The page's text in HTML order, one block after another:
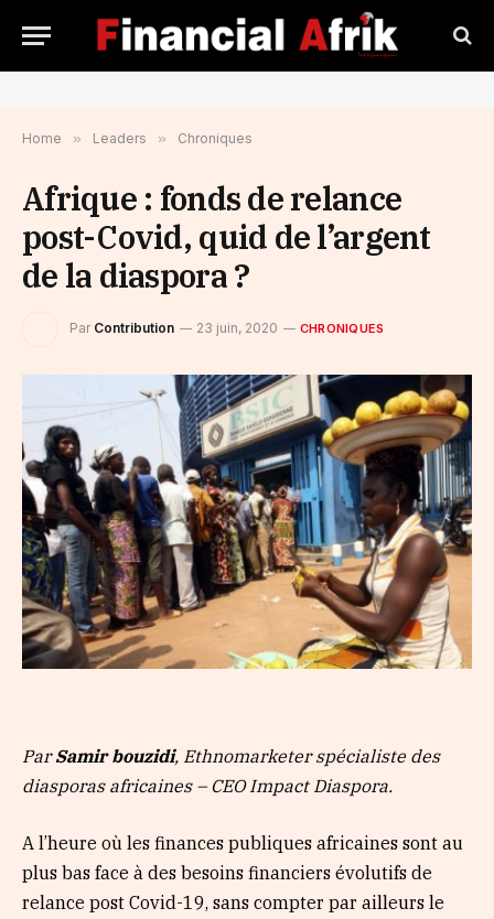
Home » Leaders » Chroniques
Afrique : fonds de relance
post-Covid, quid de l’argent
de la diaspora ?
Par Contribution 23 juin, 2020 CHRONIQUES
ParSamir bouzidi, Ethnomarketer spécialiste des
diasporas africaines – CEO Impact Diaspora.
A l’heure où les finances publiques africaines sont au
plus bas face à des besoins financiers évolutifs de
relance post Covid-19, sans compter par ailleurs le